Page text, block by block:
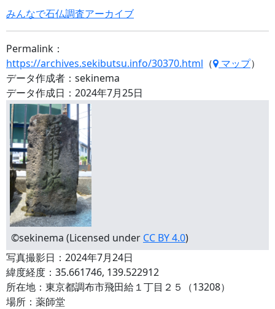
みんなで石仏調査アーカイブ
Permalink：
https://archives.sekibutsu.info/30370.html （ マップ）
データ作成者：sekinema
データ作成日：2024年7月25日
©sekinema (Licensed under CC BY 4.0)
写真撮影日：2024年7月24日
緯度経度：35.661746, 139.522912
所在地：東京都調布市飛田給１丁目２５（13208）
場所：薬師堂